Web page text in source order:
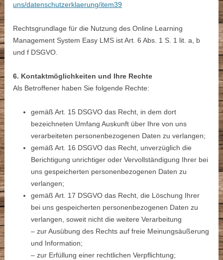
uns/datenschutzerklaerung/item39
Rechtsgrundlage für die Nutzung des Online Learning
Management System Easy LMS ist Art. 6 Abs. 1 S. 1 lit. a, b
und f DSGVO.
6. Kontaktmöglichkeiten und Ihre Rechte
Als Betroffener haben Sie folgende Rechte:
gemäß Art. 15 DSGVO das Recht, in dem dort
bezeichneten Umfang Auskunft über Ihre von uns
verarbeiteten personenbezogenen Daten zu verlangen;
gemäß Art. 16 DSGVO das Recht, unverzüglich die
Berichtigung unrichtiger oder Vervollständigung Ihrer bei
uns gespeicherten personenbezogenen Daten zu
verlangen;
gemäß Art. 17 DSGVO das Recht, die Löschung Ihrer
bei uns gespeicherten personenbezogenen Daten zu
verlangen, soweit nicht die weitere Verarbeitung
– zur Ausübung des Rechts auf freie Meinungsäußerung
und Information;
– zur Erfüllung einer rechtlichen Verpflichtung;